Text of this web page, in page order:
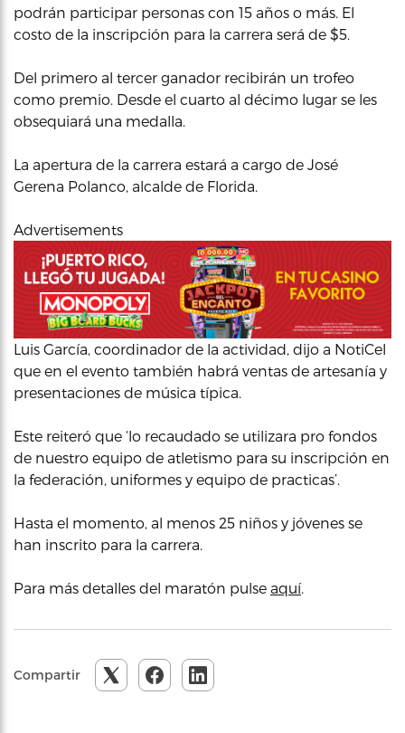
podrán participar personas con 15 años o más. El
costo de la inscripción para la carrera será de $5.
Del primero al tercer ganador recibirán un trofeo
como premio. Desde el cuarto al décimo lugar se les
obsequiará una medalla.
La apertura de la carrera estará a cargo de José
Gerena Polanco, alcalde de Florida.
Advertisements
Luis García, coordinador de la actividad, dijo a NotiCel
que en el evento también habrá ventas de artesanía y
presentaciones de música típica.
Este reiteró que ‘lo recaudado se utilizara pro fondos
de nuestro equipo de atletismo para su inscripción en
la federación, uniformes y equipo de practicas’.
Hasta el momento, al menos 25 niños y jóvenes se
han inscrito para la carrera.
Para más detalles del maratón pulse aquí.
Compartir